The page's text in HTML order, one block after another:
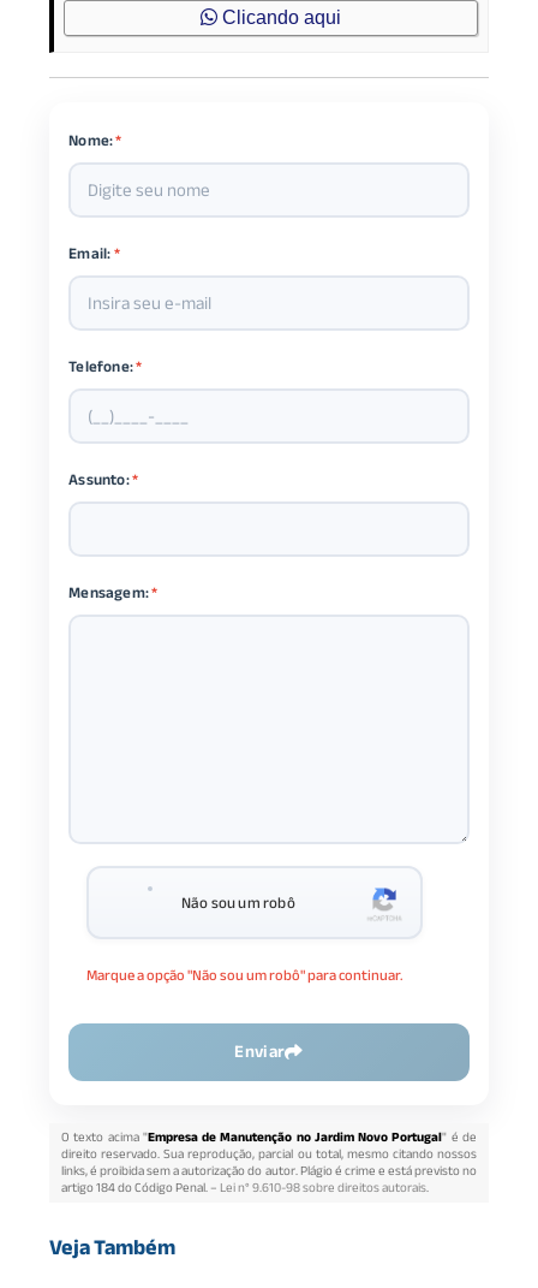
Clicando aqui
Nome:*
Email:*
Telefone:*
Assunto:*
Mensagem:*
Não sou um robô
Marque a opção "Não sou um robô" para continuar.
Enviar
O texto acima "Empresa de Manutenção no Jardim Novo Portugal" é de
direito reservado. Sua reprodução, parcial ou total, mesmo citando nossos
links, é proibida sem a autorização do autor. Plágio é crime e está previsto no
artigo 184 do Código Penal. –Lei n° 9.610-98 sobre direitos autorais.
Veja Também